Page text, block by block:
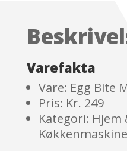
customer
Varefakta
Vare: Egg Bite
Pris: Kr. 249
Kategori: Hjem